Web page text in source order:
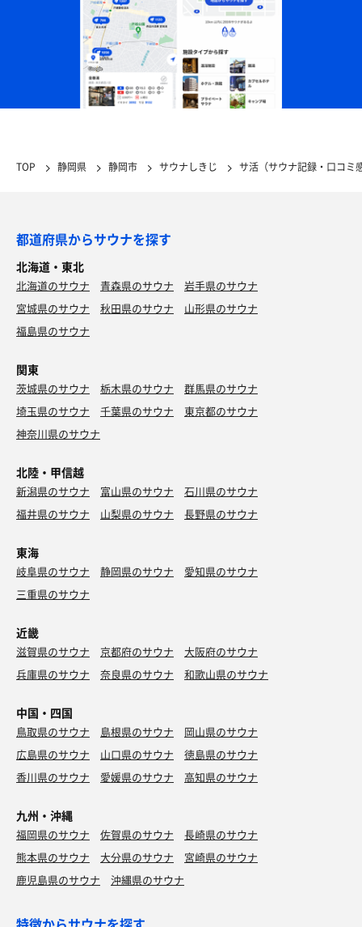
TOP 静岡県 静岡市 サウナしきじ サ活（サウナ記録・口コミ
都道府県からサウナを探す
北海道・東北
北海道のサウナ 青森県のサウナ
岩手県のサウナ
宮城県のサウナ
秋田県のサウナ
山形県のサウナ
福島県のサウナ
関東
茨城県のサウナ 栃木県のサウナ
群馬県のサウナ
埼玉県のサウナ
千葉県のサウナ
東京都のサウナ
神奈川県のサウナ
北陸・甲信越
新潟県のサウナ 富山県のサウナ
石川県のサウナ
福井県のサウナ
山梨県のサウナ 長野県のサウナ
東海
岐阜県のサウナ 静岡県のサウナ
愛知県のサウナ
三重県のサウナ
近畿
滋賀県のサウナ 京都府のサウナ
大阪府のサウナ
兵庫県のサウナ
奈良県のサウナ 和歌山県のサウナ
中国・四国
鳥取県のサウナ 島根県のサウナ
岡山県のサウナ
広島県のサウナ
山口県のサウナ
徳島県のサウナ
香川県のサウナ
愛媛県のサウナ 高知県のサウナ
九州・沖縄
福岡県のサウナ 佐賀県のサウナ
長崎県のサウナ
熊本県のサウナ
大分県のサウナ
宮崎県のサウナ
鹿児島県のサウナ
沖縄県のサウナ